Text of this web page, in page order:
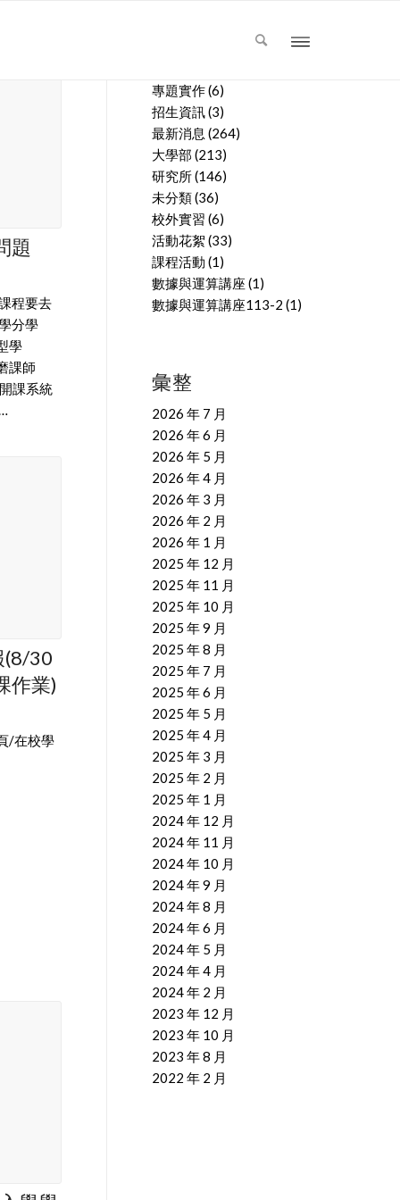
題
程要去
分學
學
課師
課系統
(8/30
作業)
/在校學
專題實作(6)
招生資訊(3)
最新消息 (264)
大學部 (213)
研究所(146)
未分類(36)
校外實習 (6)
活動花絮 (33)
課程活動 (1)
數據與運算講座 (1)
數據與運算講座113-2 (1)
彙整
2026 年 7 月
2026 年 6 月
2026 年 5 月
2026 年 4 月
2026 年 3 月
2026 年 2 月
2026 年 1 月
2025 年 12 月
2025 年 11 月
2025 年 10 月
2025 年 9 月
2025 年 8 月
2025 年 7 月
2025 年 6 月
2025 年 5 月
2025 年 4 月
2025 年 3 月
2025 年 2 月
2025 年 1 月
2024 年 12 月
2024 年 11 月
2024 年 10 月
2024 年 9 月
2024 年 8 月
2024 年 6 月
2024 年 5 月
2024 年 4 月
2024 年 2 月
2023 年 12 月
2023 年 10 月
2023 年 8 月
2022 年 2 月